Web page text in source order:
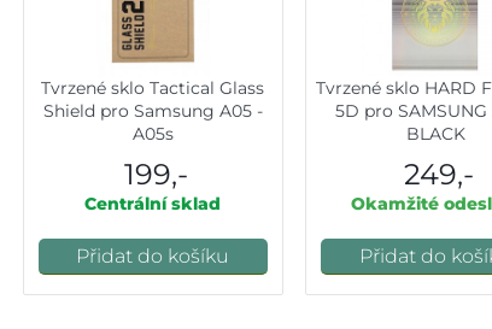
Tvrzené sklo Tactical Glass
Shield pro Samsung A05 -
A05s
199,-
Centrální sklad
Přidat do košíku
Tvrzené sklo HARD
5D pro SAMSUNG
BLACK
249,-
Okamžité
Přidat do